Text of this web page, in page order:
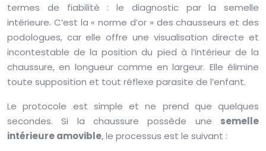
termes de fiabilité : le diagnostic par la semelle
intérieure. C’est la « norme d’or » des chausseurs et des
podologues, car elle offre une visualisation directe et
incontestable de la position du pied à l’intérieur de la
chaussure, en longueur comme en largeur. Elle élimine
toute supposition et tout réflexe parasite de l’enfant.
Le protocole est simple et ne prend que quelques
secondes. Si la chaussure possède une semelle
intérieure amovible, le processus est le suivant :